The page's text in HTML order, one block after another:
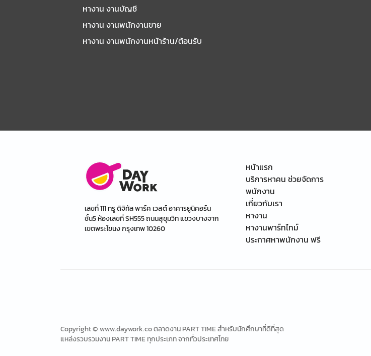
หางาน งานบัญชี
หางาน งานพนักงานขาย
หางาน งานพนักงานหน้าร้าน/ต้อนรับ
เลขที่ 111 ทรู ดิจิทัล พาร์ค เวสต์ อาคารยูนิคอร์น
ชั้น5 ห้องเลขที่ SH555 ถนนสุขุมวิท แขวงบางจาก
เขตพระโขนง กรุงเทพ 10260
หน้าแรก
บริการหาคน ช่วยจัดการ
พนักงาน
เกี่ยวกับเรา
หางาน
หางานพาร์ทไทม์
ประกาศหาพนักงาน ฟรี
Copyright © www.daywork.co ตลาดงาน PART TIME สำหรับนักศึกษาที่ดีที่สุด
แหล่งรวบรวมงาน PART TIME ทุกประเภท จากทั่วประเทศไทย